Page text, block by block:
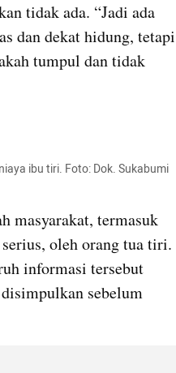
tidak ada. “Jadi ada
dan dekat hidung, tetapi
tumpul dan tidak
ibu tiri. Foto: Dok. Sukabumi
masyarakat, termasuk
oleh orang tua tiri.
informasi tersebut
sebelum